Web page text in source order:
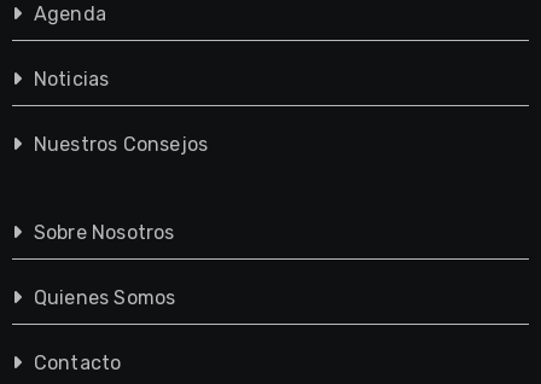
Agenda
Noticias
Nuestros Consejos
Sobre Nosotros
Quienes Somos
Contacto